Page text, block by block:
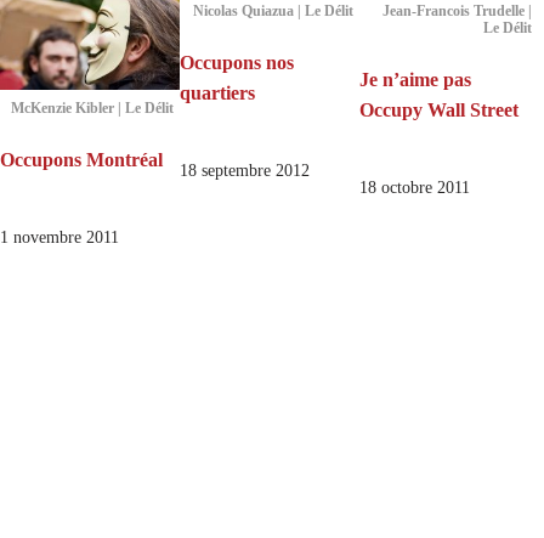
McKenzie Kibler | Le Délit
Occupons Montréal
1 novembre 2011
Nicolas Quiazua | Le Délit
Occupons nos
quartiers
18 septembre 2012
Jean-Francois Trudelle |
Le Délit
Je n’aime pas
Occupy Wall Street
18 octobre 2011